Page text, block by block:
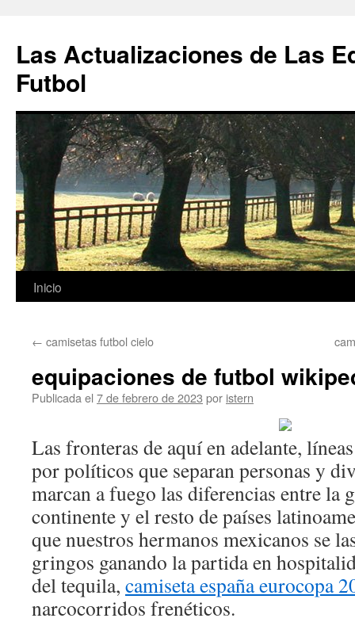
Las Actualizaciones de Las
Futbol
Saltar
contenido
Inicio
← camisetas futbol cielo
equipaciones de futbol
Publicada el 7 de febrero de 2023 por istern
Las fronteras de aquí en adelante,
por políticos que separan personas y
marcan a fuego las diferencias entre la
continente y el resto de países
que nuestros hermanos mexicanos se
gringos ganando la partida en
del tequila, camiseta españa eurocopa
narcocorridos frenéticos.